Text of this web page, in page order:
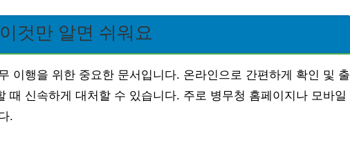
것만 알면 쉬워요
이행을 위한 중요한 문서입니다. 온라인으로 간편하게 확인 및 출
때 신속하게 대처할 수 있습니다. 주로 병무청 홈페이지나 모바일
.